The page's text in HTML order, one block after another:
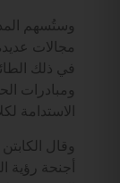
وستُسهم
مجالات
في ذلك
ومبادرات
الاستدامة
وقال